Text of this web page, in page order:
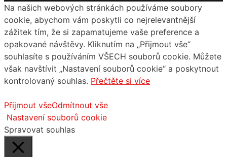
Na našich webových stránkách používáme soubory
cookie, abychom vám poskytli co nejrelevantnější
zážitek tím, že si zapamatujeme vaše preference a
opakované návštěvy. Kliknutím na „Přijmout vše“
souhlasíte s používáním VŠECH souborů cookie. Můžete
však navštívit „Nastavení souborů cookie“ a poskytnout
kontrolovaný souhlas. Přečtěte si více
Přijmout všeOdmítnout vše
Nastavení souborů cookie
Spravovat souhlas